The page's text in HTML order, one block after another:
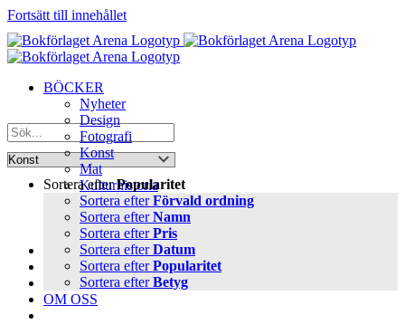
Fortsätt till innehållet
BÖCKER
Nyheter
Design
Fotografi
Konst
Mat
Kulturhistoria
Resa
Skrivböcker
Trädgård
FÖRFATTARE
PRESSINFO
AKTUELLT
OM OSS
Sortera efterPopularitet
Sortera efterFörvald ordning
Sortera efterNamn
Sortera efterPris
Sortera efterDatum
Sortera efterPopularitet
Sortera efterBetyg